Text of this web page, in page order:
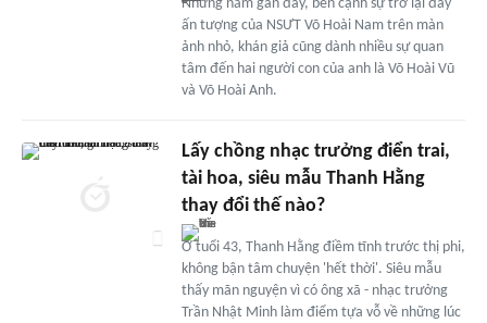
Những năm gần đây, bên cạnh sự trở lại đầy
ấn tượng của NSƯT Võ Hoài Nam trên màn
ảnh nhỏ, khán giả cũng dành nhiều sự quan
tâm đến hai người con của anh là Võ Hoài Vũ
và Võ Hoài Anh.
Lấy chồng nhạc trưởng điển trai,
tài hoa, siêu mẫu Thanh Hằng
thay đổi thế nào?
Ở tuổi 43, Thanh Hằng điềm tĩnh trước thị phi,
không bận tâm chuyện 'hết thời'. Siêu mẫu
thấy mãn nguyện vì có ông xã - nhạc trưởng
Trần Nhật Minh làm điểm tựa vỗ về những lúc